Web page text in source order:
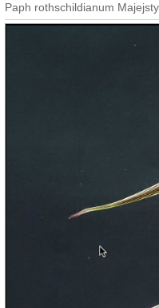
Paph rothschildianum